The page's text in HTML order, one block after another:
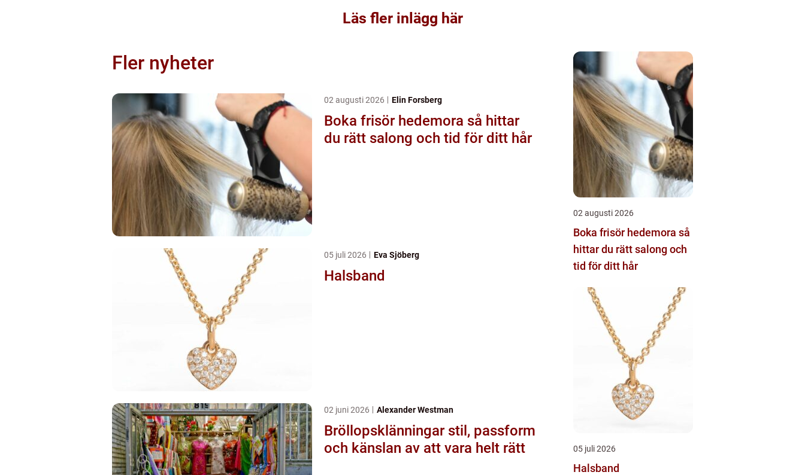
Läs fler inlägg här
Fler nyheter
02 augusti 2026 Elin Forsberg
Boka frisör hedemora så hittar
du rätt salong och tid för ditt hår
05 juli 2026 Eva Sjöberg
Halsband
02 juni 2026 Alexander Westman
Bröllopsklänningar stil, passform
och känslan av att vara helt rätt
02 augusti 2026
Boka frisör hedemora så
hittar du rätt salong och
tid för ditt hår
05 juli 2026
Halsband